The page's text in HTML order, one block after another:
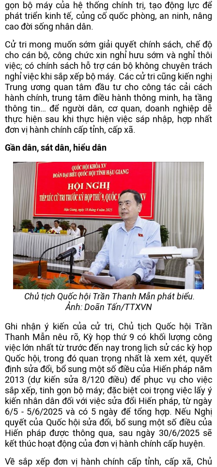
gọn bộ máy của hệ thống chính trị, tạo động lực để
phát triển kinh tế, củng cố quốc phòng, an ninh, nâng
cao đời sống nhân dân.
Cử tri mong muốn sớm giải quyết chính sách, chế độ
cho cán bộ, công chức xin nghỉ hưu sớm và nghỉ thôi
việc; có chính sách hỗ trợ cán bộ không chuyên trách
nghỉ việc khi sắp xếp bộ máy. Các cử tri cũng kiến nghị
Trung ương quan tâm đầu tư cho công tác cải cách
hành chính, trung tâm điều hành thông minh, hạ tầng
thông tin… để người dân, cơ quan, doanh nghiệp dễ
thực hiện sau khi thực hiện việc sáp nhập, hợp nhất
đơn vị hành chính cấp tỉnh, cấp xã.
Gần dân, sát dân, hiểu dân
Chủ tịch Quốc hội Trần Thanh Mẫn phát biểu.
Ảnh: Doãn Tấn/TTXVN
Ghi nhận ý kiến của cử tri, Chủ tịch Quốc hội Trần
Thanh Mẫn nêu rõ, Kỳ họp thứ 9 có khối lượng công
việc lớn nhất từ trước đến nay trong lịch sử các kỳ họp
Quốc hội, trong đó quan trọng nhất là xem xét, quyết
định sửa đổi, bổ sung một số điều của Hiến pháp năm
2013 (dự kiến sửa 8/120 điều) để phục vụ cho việc
sắp xếp, tinh gọn bộ máy; đặc biệt coi trọng việc lấy ý
kiến nhân dân đối với việc sửa đổi Hiến pháp, từ ngày
6/5 - 5/6/2025 và có 5 ngày để tổng hợp. Nếu Nghị
quyết của Quốc hội sửa đổi, bổ sung một số điều của
Hiến pháp được thông qua, sau ngày 30/6/2025 sẽ
kết thúc hoạt động của đơn vị hành chính cấp huyện.
Về sắp xếp đơn vị hành chính cấp tỉnh, cấp xã, Chủ